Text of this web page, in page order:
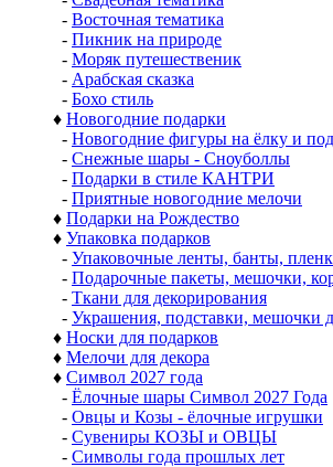
- Восточная тематика
- Пикник на природе
- Моряк путешественик
- Арабская сказка
- Бохо стиль
♦ Новогодние подарки
- Новогодние фигуры на ёлку и
- Снежные шары - Сноуболлы
- Подарки в стиле КАНТРИ
- Приятные новогодние мелочи
♦ Подарки на Рождество
♦ Упаковка подарков
- Упаковочные ленты, банты,
- Подарочные пакеты, мешочки,
- Ткани для декорирования
- Украшения, подставки, мешочки
♦ Носки для подарков
♦ Мелочи для декора
♦ Символ 2027 года
- Ёлочные шары Символ 2027 Года
- Овцы и Козы - ёлочные игрушки
- Сувениры КОЗЫ и ОВЦЫ
- Символы года прошлых лет